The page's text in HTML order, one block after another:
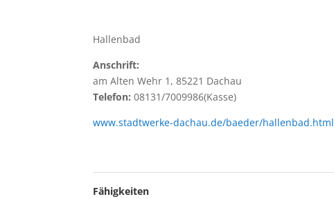
Hallenbad
Anschrift:
am Alten Wehr 1, 85221 Dachau
Telefon: 08131/7009986(Kasse)
www.stadtwerke-dachau.de/baeder/hallenbad.html
Fähigkeiten